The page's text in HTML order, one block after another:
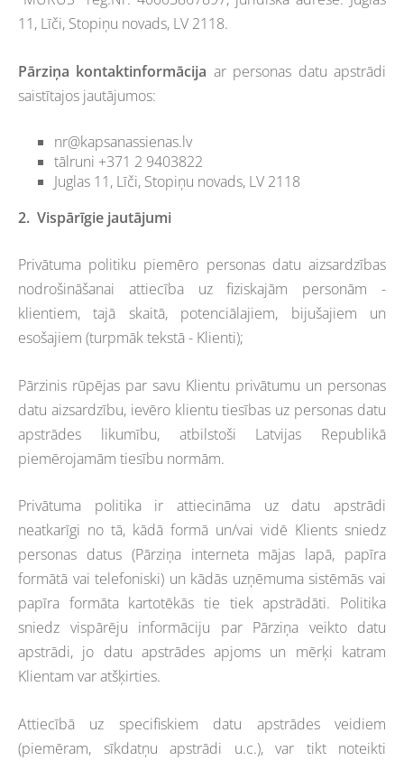
11, Līči, Stopiņu novads, LV 2118.
Pārziņa kontaktinformācija ar personas datu apstrādi
saistītajos jautājumos:
nr@kapsanassienas.lv
tālruni +371 2 9403822
Juglas 11, Līči, Stopiņu novads, LV 2118
2. Vispārīgie jautājumi
Privātuma politiku piemēro personas datu aizsardzības
nodrošināšanai attiecība uz fiziskajām personām -
klientiem, tajā skaitā, potenciālajiem, bijušajiem un
esošajiem (turpmāk tekstā - Klienti);
Pārzinis rūpējas par savu Klientu privātumu un personas
datu aizsardzību, ievēro klientu tiesības uz personas datu
apstrādes likumību, atbilstoši Latvijas Republikā
piemērojamām tiesību normām.
Privātuma politika ir attiecināma uz datu apstrādi
neatkarīgi no tā, kādā formā un/vai vidē Klients sniedz
personas datus (Pārziņa interneta mājas lapā, papīra
formātā vai telefoniski) un kādās uzņēmuma sistēmās vai
papīra formāta kartotēkās tie tiek apstrādāti. Politika
sniedz vispārēju informāciju par Pārziņa veikto datu
apstrādi, jo datu apstrādes apjoms un mērķi katram
Klientam var atšķirties.
Attiecībā uz specifiskiem datu apstrādes veidiem
(piemēram, sīkdatņu apstrādi u.c.), var tikt noteikti